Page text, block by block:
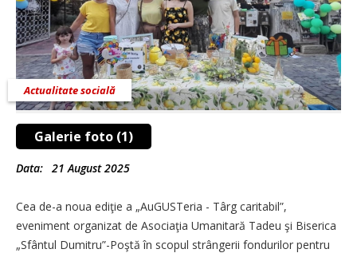
Galerie foto (1)
Actualitate socială
Data: 21 August 2025
Cea de-a noua ediţie a „AuGUSTeria - Târg caritabil”,
eveniment organizat de Asociaţia Umanitară Tadeu şi Biserica
„Sfântul Dumitru”-Poştă în scopul strângerii fondurilor pentru